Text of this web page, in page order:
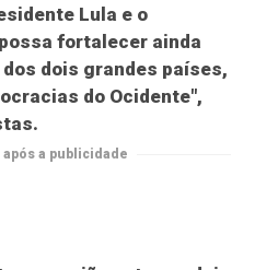
Lula e o
fortalecer ainda
dois grandes países,
do Ocidente",
a publicidade